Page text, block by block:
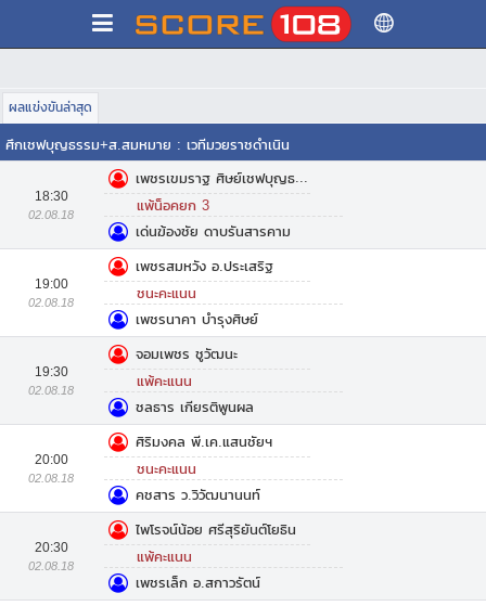
ผลแข่งขันล่าสุด
ศึกเชฟบุญธรรม+ส.สมหมาย : เวทีมวยราชดำเนิน
18:30
02.08.18
เพชรเขมราฐ ศิษย์เชฟบุญธรรม
แพ้น็อคยก 3
เด่นฆ้องชัย ดาบรันสารคาม
19:00
02.08.18
เพชรสมหวัง อ.ประเสริฐ
ชนะคะแนน
เพชรนาคา บำรุงศิษย์
19:30
02.08.18
จอมเพชร ชูวัฒนะ
แพ้คะแนน
ชลธาร เกียรติพูนผล
20:00
02.08.18
ศิริมงคล พี.เค.แสนชัยฯ
ชนะคะแนน
คชสาร ว.วิวัฒนานนท์
20:30
02.08.18
ไพโรจน์น้อย ศรีสุริยันต์โยธิน
แพ้คะแนน
เพชรเล็ก อ.สกาวรัตน์